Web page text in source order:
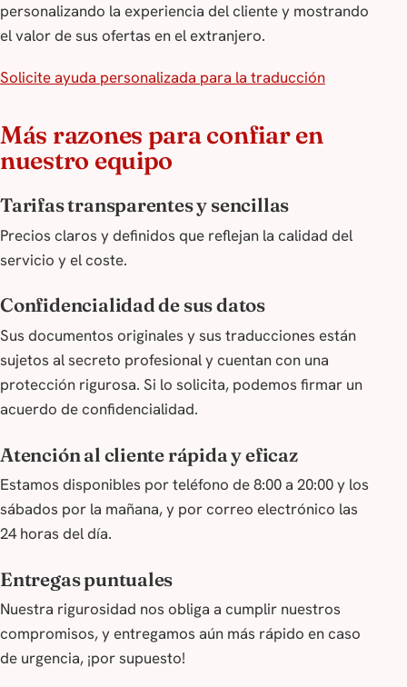
personalizando la experiencia del cliente y mostrando
el valor de sus ofertas en el extranjero.
Solicite ayuda personalizada para la traducción
Más razones para confiar en
nuestro equipo
Tarifas transparentes y sencillas
Precios claros y definidos que reflejan la calidad del
servicio y el coste.
Confidencialidad de sus datos
Sus documentos originales y sus traducciones están
sujetos al secreto profesional y cuentan con una
protección rigurosa. Si lo solicita, podemos firmar un
acuerdo de confidencialidad.
Atención al cliente rápida y eficaz
Estamos disponibles por teléfono de 8:00 a 20:00 y los
sábados por la mañana, y por correo electrónico las
24 horas del día.
Entregas puntuales
Nuestra rigurosidad nos obliga a cumplir nuestros
compromisos, y entregamos aún más rápido en caso
de urgencia, ¡por supuesto!